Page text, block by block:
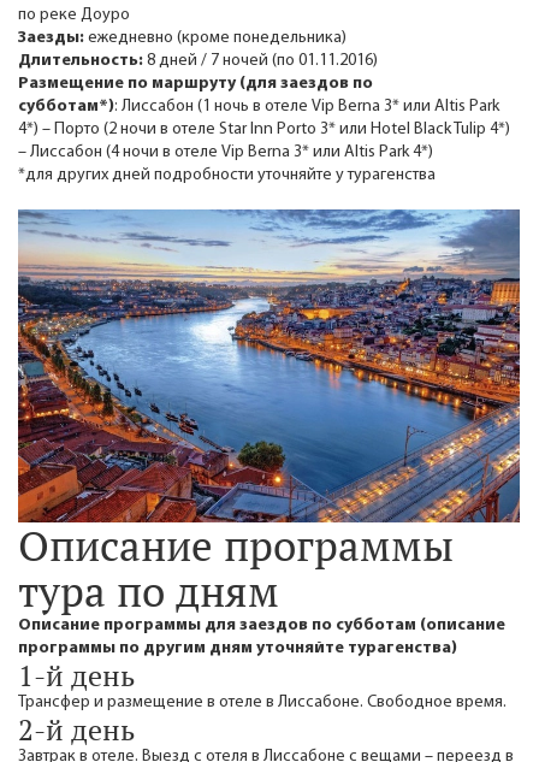
по реке Доуро
Заезды: ежедневно (кроме понедельника)
Длительность: 8 дней / 7 ночей (по 01.11.2016)
Размещение по маршруту (для заездов по
субботам*): Лиссабон (1 ночь в отеле Vip Berna 3* или Altis Park
4*) – Порто (2 ночи в отеле Star Inn Porto 3* или Hotel Black Tulip 4*)
– Лиссабон (4 ночи в отеле Vip Berna 3* или Altis Park 4*)
*для других дней подробности уточняйте у турагенства
Описание программы
тура по дням
Описание программы для заездов по субботам (описание
программы по другим дням уточняйте турагенства)
1-й день
Трансфер и размещение в отеле в Лиссабоне. Свободное время.
2-й день
Завтрак в отеле. Выезд с отеля в Лиссабоне с вещами – переезд в